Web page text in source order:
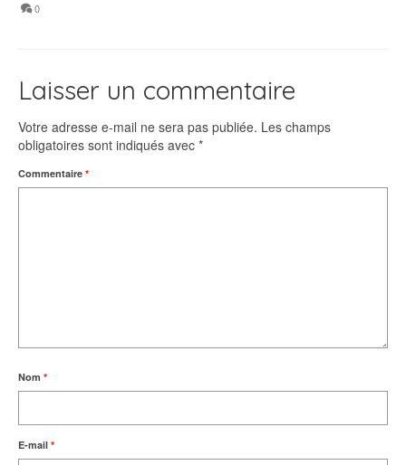
0
Laisser un commentaire
Votre adresse e-mail ne sera pas publiée. Les champs
obligatoires sont indiqués avec *
Commentaire *
Nom *
E-mail *